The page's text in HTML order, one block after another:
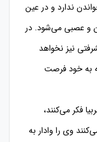
ندارد و در عین
و عصبی می‌شود. در
نیز نخواهد
به خود فرصت
فکر می‌کنند،
وی را وادار به